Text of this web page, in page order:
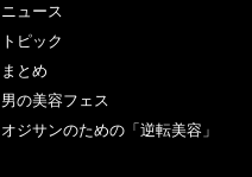
ニュース
トピック
まとめ
男の美容フェス
オジサンのための「逆転美容」